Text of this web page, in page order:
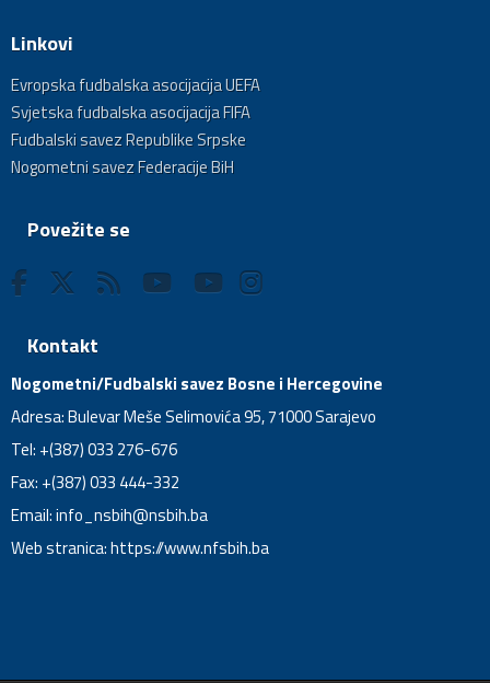
Linkovi
Evropska fudbalska asocijacija UEFA
Svjetska fudbalska asocijacija FIFA
Fudbalski savez Republike Srpske
Nogometni savez Federacije BiH
Povežite se
Kontakt
Nogometni/Fudbalski savez Bosne i Hercegovine
Adresa: Bulevar Meše Selimovića 95, 71000 Sarajevo
Tel: +(387) 033 276-676
Fax: +(387) 033 444-332
Email:info_nsbih@nsbih.ba
Web stranica: https://www.nfsbih.ba